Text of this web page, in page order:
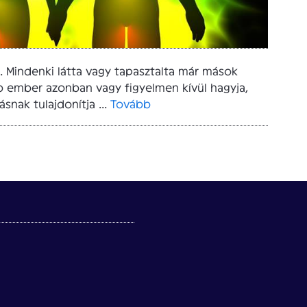
Mindenki látta vagy tapasztalta már mások
azonban vagy figyelmen kívül hagyja,
tulajdonítja ... Tovább